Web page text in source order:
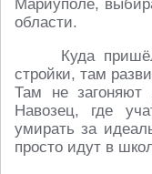
Мариуполе,
области.
Куда
стройки, там
Там не загоняют
Навозец, где
умирать за
просто идут в